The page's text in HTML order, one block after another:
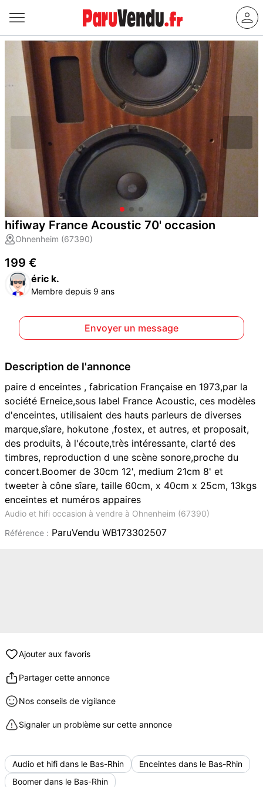
hifiway France Acoustic 70' occasion
Ohnenheim (67390)
199 €
éric k.
Membre depuis 9 ans
Envoyer un message
Description de l'annonce
paire d enceintes , fabrication Française en 1973,par la
société Erneice,sous label France Acoustic, ces modèles
d'enceintes, utilisaient des hauts parleurs de diverses
marque,sîare, hokutone ,fostex, et autres, et proposait,
des produits, à l'écoute,très intéressante, clarté des
timbres, reproduction d une scène sonore,proche du
concert.Boomer de 30cm 12', medium 21cm 8' et
tweeter à cône sîare, taille 60cm, x 40cm x 25cm, 13kgs
enceintes et numéros appaires
Audio et hifi occasion à vendre à Ohnenheim (67390)
Référence : ParuVendu WB173302507
Ajouter aux favoris
Partager cette annonce
Nos conseils de vigilance
Signaler un problème sur cette annonce
Audio et hifi dans le Bas-Rhin
Enceintes dans le Bas-Rhin
Boomer dans le Bas-Rhin